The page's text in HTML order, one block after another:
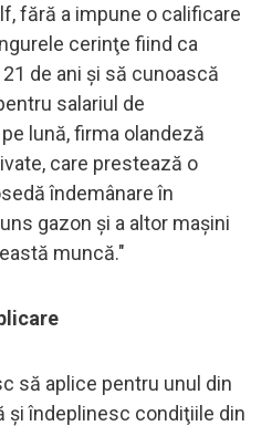
fără a impune o calificare
cerinţe fiind ca
de ani şi să cunoască
salariul de
lună, firma olandeză
care prestează o
îndemânare în
gazon şi a altor maşini
muncă."
să aplice pentru unul din
şi îndeplinesc condiţiile din